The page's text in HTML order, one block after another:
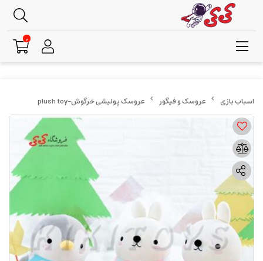
عروسک و فیگور عروسک پولیشی خرگوش-plush toy
0